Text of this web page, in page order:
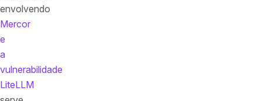
envolvendo
Mercor
e
a
vulnerabilidade
LiteLLM